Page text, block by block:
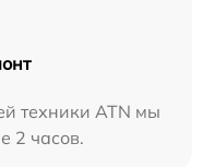
техники ATN мы
2 часов.